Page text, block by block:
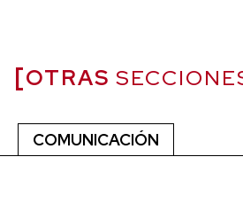
OTRAS
COMUNICACIÓN